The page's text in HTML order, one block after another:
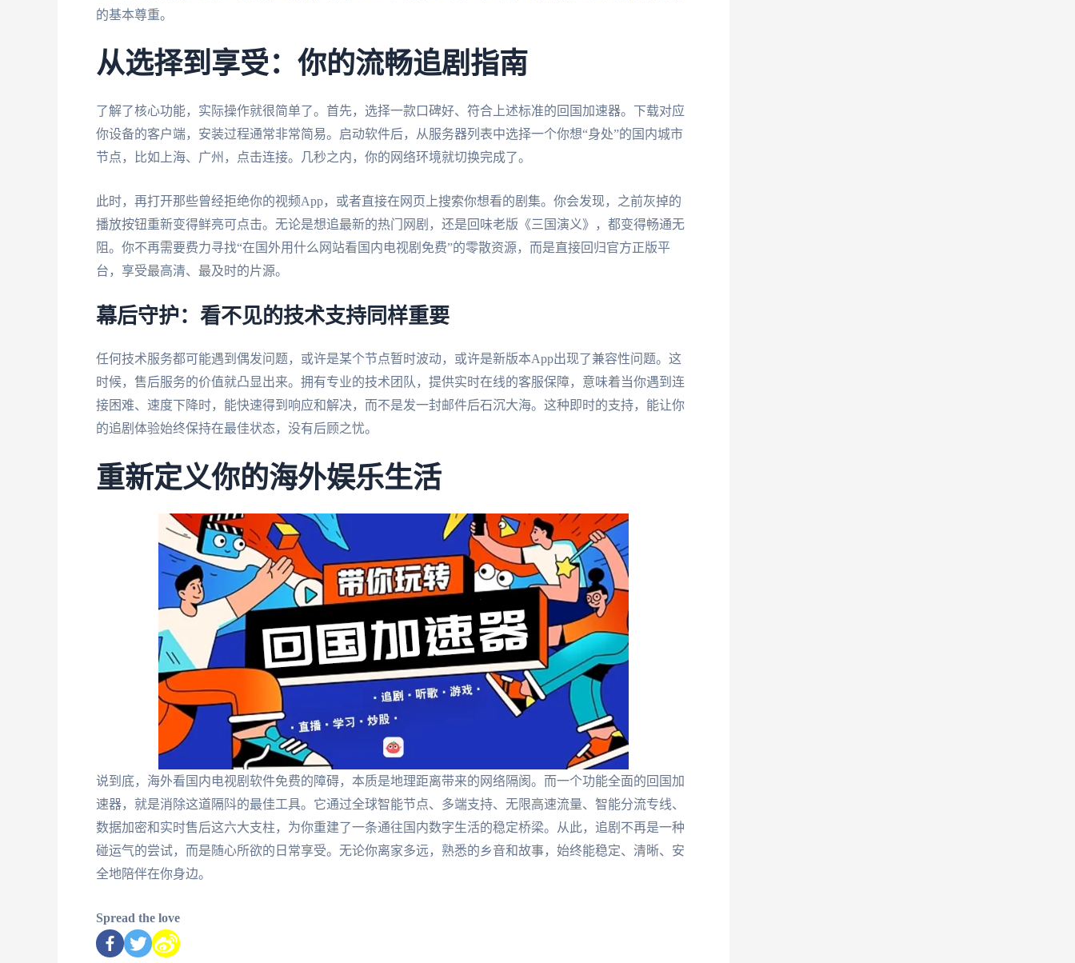
的基本尊重。
从选择到享受：你的流畅追剧指南
了解了核心功能，实际操作就很简单了。首先，选择一款口碑好、符合上述标准的回国加速器。下载对应
你设备的客户端，安装过程通常非常简易。启动软件后，从服务器列表中选择一个你想“身处”的国内城市
节点，比如上海、广州，点击连接。几秒之内，你的网络环境就切换完成了。
此时，再打开那些曾经拒绝你的视频App，或者直接在网页上搜索你想看的剧集。你会发现，之前灰掉的
播放按钮重新变得鲜亮可点击。无论是想追最新的热门网剧，还是回味老版《三国演义》，都变得畅通无
阻。你不再需要费力寻找“在国外用什么网站看国内电视剧免费”的零散资源，而是直接回归官方正版平
台，享受最高清、最及时的片源。
幕后守护：看不见的技术支持同样重要
任何技术服务都可能遇到偶发问题，或许是某个节点暂时波动，或许是新版本App出现了兼容性问题。这
时候，售后服务的价值就凸显出来。拥有专业的技术团队，提供实时在线的客服保障，意味着当你遇到连
接困难、速度下降时，能快速得到响应和解决，而不是发一封邮件后石沉大海。这种即时的支持，能让你
的追剧体验始终保持在最佳状态，没有后顾之忧。
重新定义你的海外娱乐生活
说到底，海外看国内电视剧软件免费的障碍，本质是地理距离带来的网络隔阂。而一个功能全面的回国加
速器，就是消除这道隔阧的最佳工具。它通过全球智能节点、多端支持、无限高速流量、智能分流专线、
数据加密和实时售后这六大支柱，为你重建了一条通往国内数字生活的稳定桥梁。从此，追剧不再是一种
碰运气的尝试，而是随心所欲的日常享受。无论你离家多远，熟悉的乡音和故事，始终能稳定、清晰、安
全地陪伴在你身边。
Spread the love